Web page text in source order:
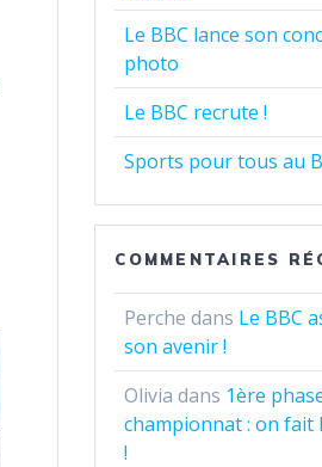
Le BBC lance son
photo
Le BBC recrute !
Sports pour tous au
COMMENTAIRES
Perche dans Le BBC
son avenir !
Olivia dans 1ère
championnat : on fait
!